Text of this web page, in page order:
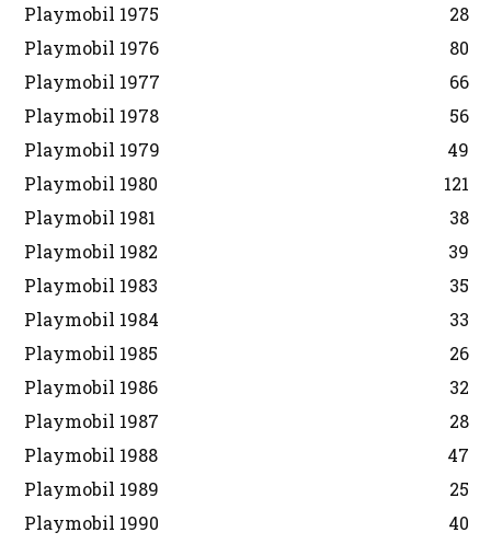
Playmobil 1975
28
Playmobil 1976
80
Playmobil 1977
66
Playmobil 1978
56
Playmobil 1979
49
Playmobil 1980
121
Playmobil 1981
38
Playmobil 1982
39
Playmobil 1983
35
Playmobil 1984
33
Playmobil 1985
26
Playmobil 1986
32
Playmobil 1987
28
Playmobil 1988
47
Playmobil 1989
25
Playmobil 1990
40